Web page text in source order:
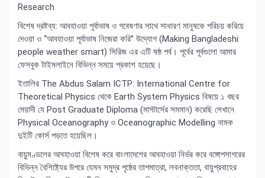
Research
বিশেষ দ্রষ্টব্য: আবহাওয়া পূর্বাভাষ ও গবেষণার সাথে সাধারণ মানুষকে পরিচয় করিয়ে
দেওয়া ও “আবহাওয়া পূর্বাভাষ নিজেরা করি” উদ্যোগ (Making Bangladeshi
people weather smart) সিরিজ এর এটি ষষ্ঠ পর্ব। পূর্বের পূর্বগুলো আমার
ফেসবুক টাইমলাইনে বিভিন্ন সময়ে প্রকাশ হয়েছে।
ইতালির The Abdus Salam ICTP: International Centre for
Theoretical Physics থেকে Earth System Physics বিষয়ে ১ বছর
মেয়াদী যে Post Graduate Diploma (মাস্টার্সের সমমান) করেছি সেখানে
Physical Oceanography ও Oceanographic Modelling নামক
দুইটি কোর্স পড়তে হয়েছিল।
বায়ুমণ্ডলের আবহাওয়া বিশেষ করে বাংলাদেশের আবহাওয়া নির্ভর করে বঙ্গোপসাগরের
বিভিন্ন বৈশিষ্ট্যের উপরে যেমন সমুদ্র পৃষ্ঠের তাপমাত্রা, লবনাক্ততা, বায়ুপ্রবাহের